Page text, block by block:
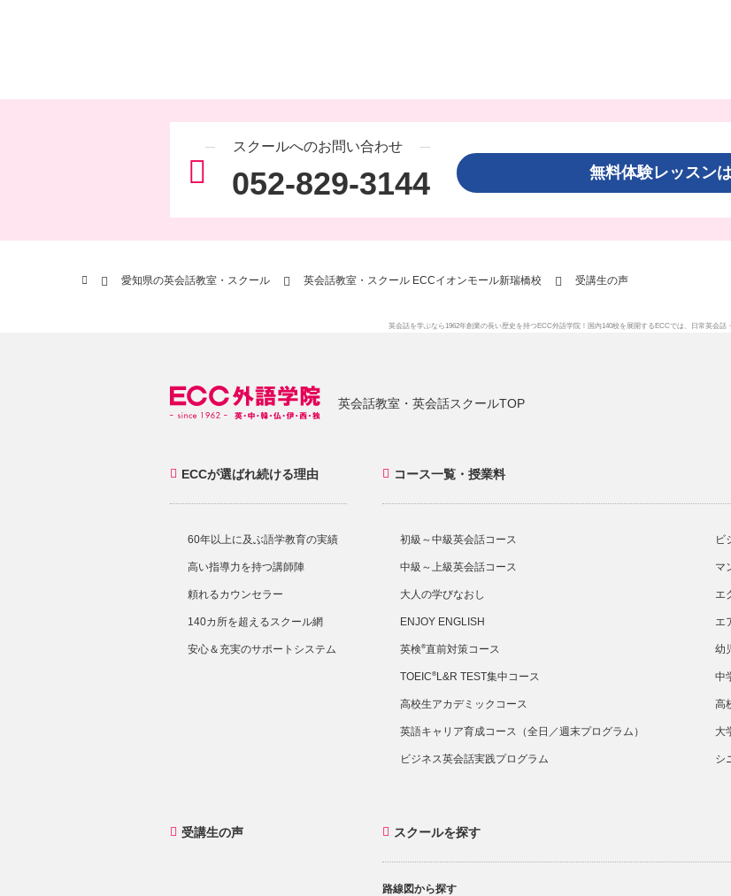
スクールへのお問い合わせ
052-829-3144 無料体験レッスン
愛知県の英会話教室・スクール 英会話教室・スクール ECCイオンモール新瑞橋校 受講生の声
英会話を学ぶなら1962年創業の長い歴史を持つECC外語学院！国内140校を展開するECCでは、 日常英会話・
英会話教室・英会話スクールTOP
ECCが選ばれ続ける理由
60年以上に及ぶ語学教育の実績
高い指導力を持つ講師陣
頼れるカウンセラー
140カ所を超えるスクール網
安心＆充実のサポートシステム
コース一覧・授業料
初級～中級英会話コース
中級～上級英会話コース
大人の学びなおし
ENJOY ENGLISH
英検®直前対策コース
TOEIC® L&R TEST集中コース
高校生アカデミックコース
英語キャリア育成コース（全日／週末プログラム）
ビジネス英会話実践プログラム
ビ
マ
エ
エ
幼
中
高
大
シ
受講生の声 スクールを探す
路線図から探す